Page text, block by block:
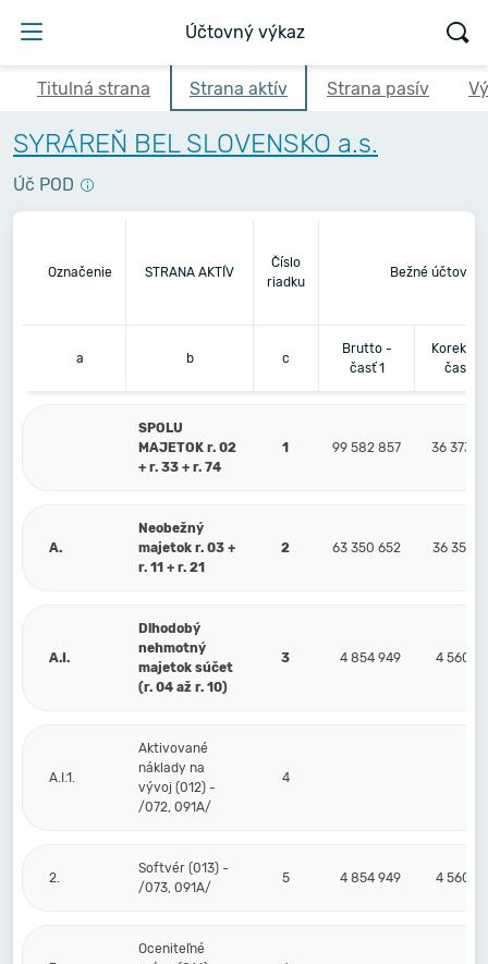
Účtovný výkaz
Titulná strana Strana aktív Strana pasív
SYRÁREŇ BEL SLOVENSKO a.s.
Úč POD
Označenie STRANA AKTÍV
Číslo
riadku
Bežné účtovné
a b c
Brutto -
časť 1
Korekcia
časť 2
SPOLU
MAJETOK r. 02
+ r. 33 + r. 74
1 99 582 857 36 373
A.
Neobežný
majetok r. 03 +
r. 11 + r. 21
2 63 350 652 36 357
A.I.
Dlhodobý
nehmotný
majetok súčet
(r. 04 až r. 10)
3 4 854 949 4 560
A.I.1.
Aktivované
náklady na
vývoj (012) -
/072, 091A/
4
2.
Softvér (013) -
/073, 091A/
5 4 854 949 4 560
Oceniteľné